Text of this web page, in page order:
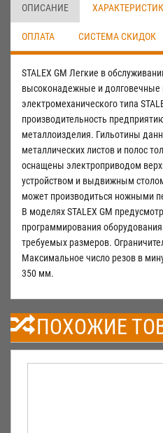
ОПИСАНИЕ
ОПЛАТА СИСТЕМА СКИДОК
STALEX GM Легкие в
высоконадежные и долговечные
электромеханического типа
производительность
металлоизделия. Гильотины
металлических листов и полос
оснащены электроприводом
устройством и выдвижным
может производиться ножными
В моделях STALEX GM
программирования оборудования
требуемых размеров.
Максимальное число резов в
350 мм.
ПОХОЖИЕ